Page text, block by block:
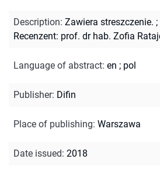
Description: Zawiera streszczenie. ;
Recenzent: prof. dr hab. Zofia
Language of abstract: en ; pol
Publisher: Difin
Place of publishing: Warszawa
Date issued: 2018